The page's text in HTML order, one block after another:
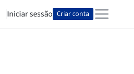
Iniciar sessão Criar conta